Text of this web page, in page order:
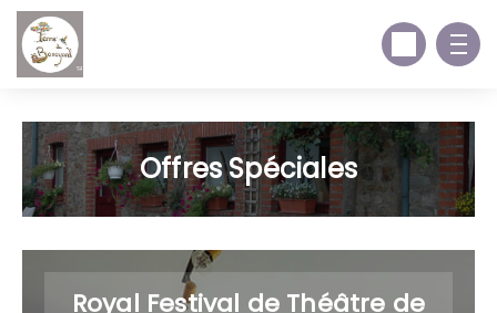
Offres Spéciales
Royal Festival de Théâtre de